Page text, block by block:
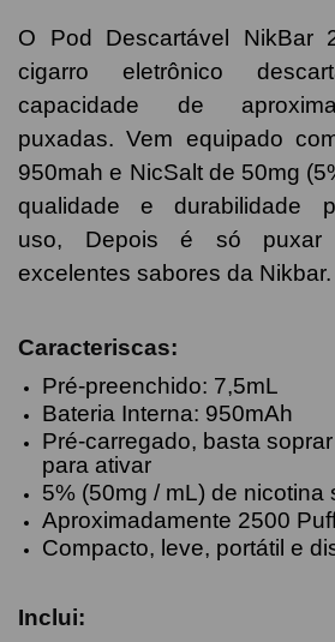
O Pod Descartável NikBar
cigarro eletrônico
capacidade de
puxadas. Vem equipado
950mah e NicSalt de 50mg
qualidade e durabilidade
uso, Depois é só
excelentes sabores da Nikbar.
Caracteriscas:
Pré-preenchido: 7,5mL
Bateria Interna: 950mAh
Pré-carregado, basta
para ativar
5% (50mg / mL) de nicotina
Aproximadamente 2500
Compacto, leve, portátil e
Inclui: